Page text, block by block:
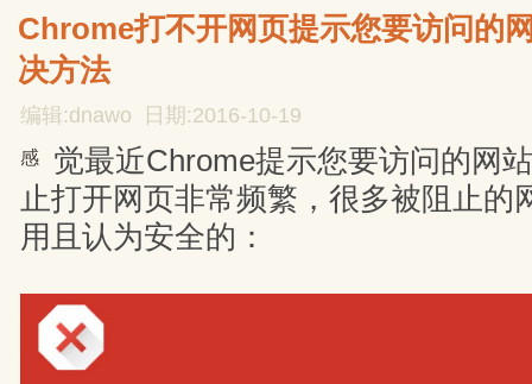
Chrome打不开网页提示您要访问的
决方法
编辑:dnawo 日期:2016-10-19
感
觉最近Chrome提示您要访问的网
止打开网页非常频繁，很多被阻止的
用且认为安全的：